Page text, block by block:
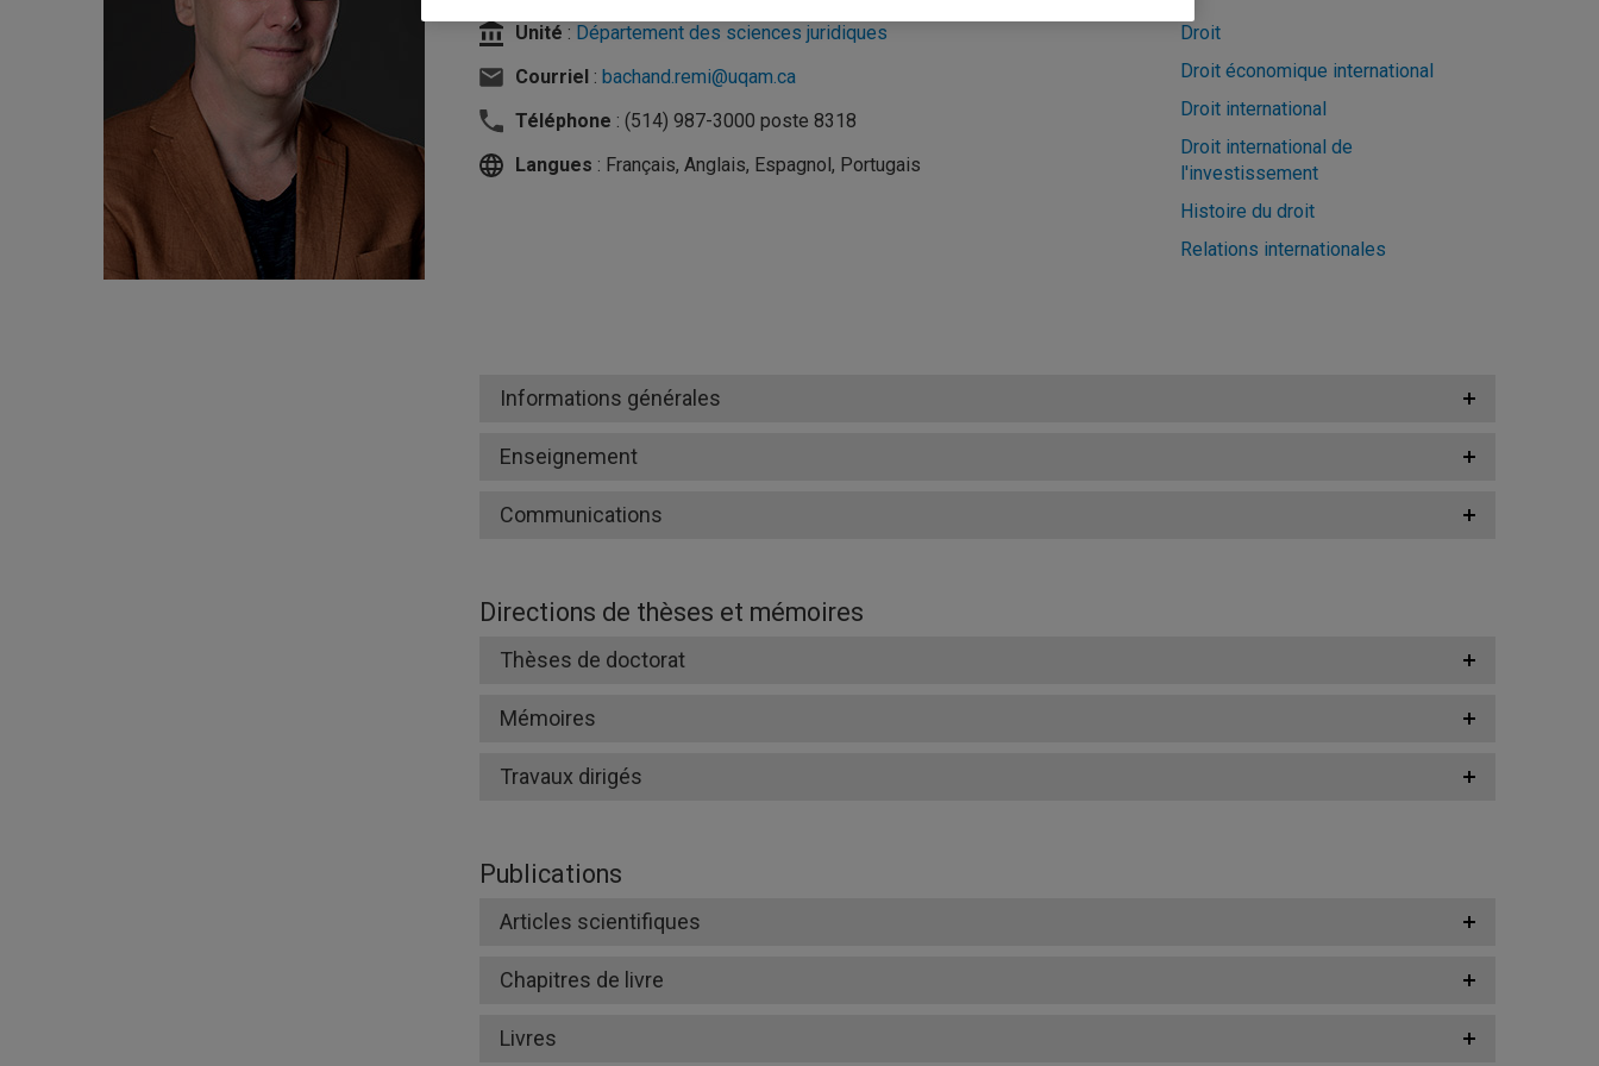
Unité : Département des sciences juridiques
Courriel: bachand.remi@uqam.ca
Téléphone : (514) 987-3000 poste 8318
Langues : Français, Anglais, Espagnol, Portugais
Droit
Droit économique international
Droit international
Droit international de
l'investissement
Histoire du droit
Relations internationales
Informations générales
Enseignement
Communications
Directions de thèses et mémoires
Thèses de doctorat
Mémoires
Travaux dirigés
Publications
Articles scientifiques
Chapitres de livre
Livres